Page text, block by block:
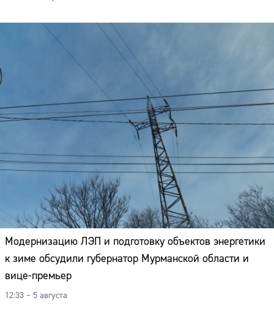
Модернизацию ЛЭП и подготовку объектов энергетики
к зиме обсудили губернатор Мурманской области и
вице-премьер
12:33 – 5 августа